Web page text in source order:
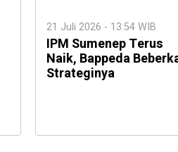
21 Juli 2026 - 13:54 WIB
IPM Sumenep Terus
Naik, Bappeda
Strateginya